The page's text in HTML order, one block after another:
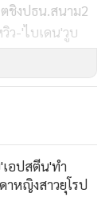
ด์, สอง
ลบูชาร์ ที่ล้วนแพ้
นักเคลื่อนไหว
ในคืนวันเสาร์ ส
ตชิงปธน.สนาม2
ว-'ไบเดน'วูบ
มแครต จับตา
-ไบเดน’ ลุ้นผล
ดย์
เอปสตีน'ทำ
าหญิงสาวยุโรป